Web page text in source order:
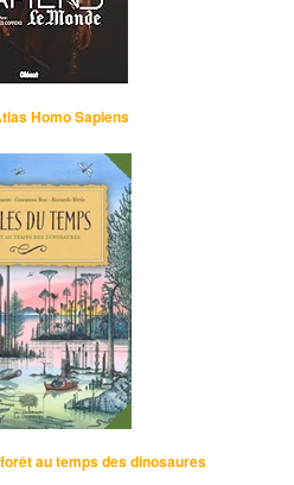
Homo Sapiens
au temps des dinosaures